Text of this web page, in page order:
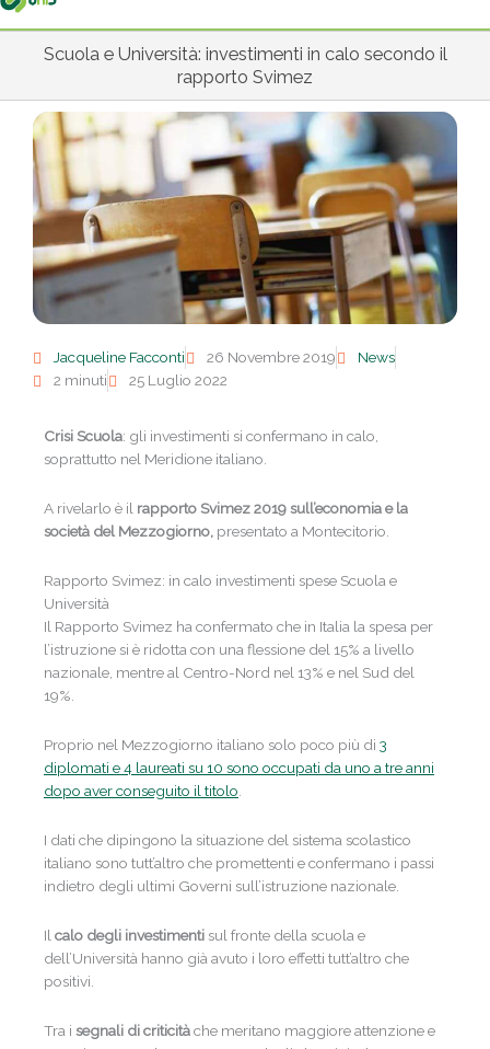
Scuola e Università: investimenti in calo secondo il
rapporto Svimez
Jacqueline Facconti 26 Novembre 2019
News
2 minuti
25 Luglio 2022
Crisi Scuola: gli investimenti si confermano in calo,
soprattutto nel Meridione italiano.
A rivelarlo è il rapporto Svimez 2019 sull’economia e la
società del Mezzogiorno, presentato a Montecitorio.
Rapporto Svimez: in calo investimenti spese Scuola e
Università
Il Rapporto Svimez ha confermato che in Italia la spesa per
l’istruzione si è ridotta con una flessione del 15% a livello
nazionale, mentre al Centro-Nord nel 13% e nel Sud del
19%.
Proprio nel Mezzogiorno italiano solo poco più di 3
diplomati e 4 laureati su 10 sono occupati da uno a tre anni
dopo aver conseguito il titolo.
I dati che dipingono la situazione del sistema scolastico
italiano sono tutt’altro che promettenti e confermano i passi
indietro degli ultimi Governi sull’istruzione nazionale.
Il calo degli investimenti sul fronte della scuola e
dell’Università hanno già avuto i loro effetti tutt’altro che
positivi.
Tra i segnali di criticitàche meritano maggiore attenzione e